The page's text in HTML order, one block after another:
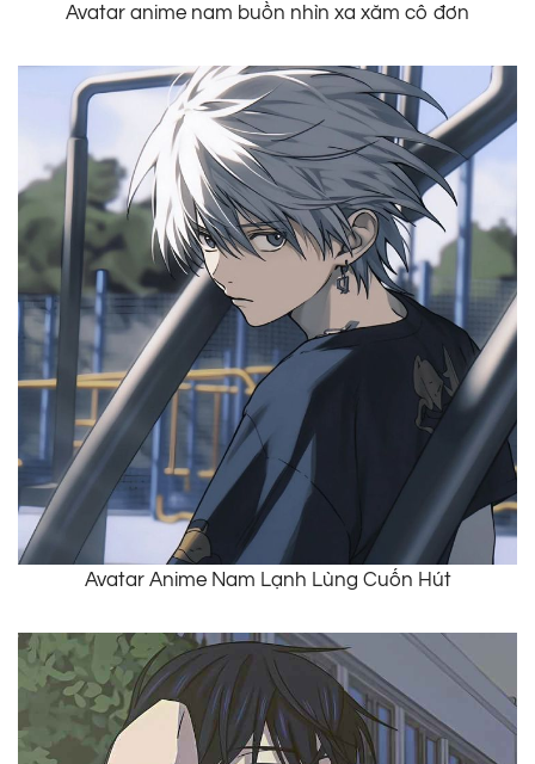
Avatar anime nam buồn nhìn xa xăm cô đơn
Avatar Anime Nam Lạnh Lùng Cuốn Hút